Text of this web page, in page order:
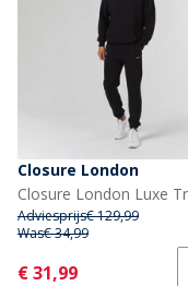
Closure London
Adviesprijs€ 129,99
Was€ 34,99
Current
€ 31,99